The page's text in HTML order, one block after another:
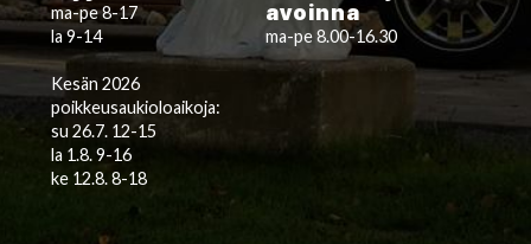
ma-pe 8-17
la 9-14
Kesän 2026
poikkeusaukioloaikoja:
su 26.7. 12-15
la 1.8. 9-16
ke 12.8. 8-18
avoinna
ma-pe 8.00-16.30